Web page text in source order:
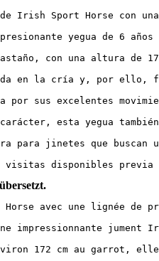
de Irish Sport Horse con
yegua de 6
con una altura de
en la cría y, por ello, fue
por sus excelentes
esta yegua
para jinetes que
visitas disponibles previa
Horse avec une lignée
impressionnante
172 cm au garrot,